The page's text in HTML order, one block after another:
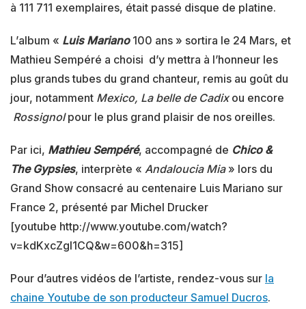
à 111 711 exemplaires, était passé disque de platine.
L’album « Luis Mariano100 ans » sortira le 24 Mars, et
Mathieu Sempéré a choisi d’y mettra à l’honneur les
plus grands tubes du grand chanteur, remis au goût du
jour, notamment Mexico, La belle de Cadixou encore
Rossignolpour le plus grand plaisir de nos oreilles.
Par ici, Mathieu Sempéré, accompagné de Chico &
The Gypsies, interprète « Andaloucia Mia» lors du
Grand Show consacré au centenaire Luis Mariano sur
France 2, présenté par Michel Drucker
[youtube http://www.youtube.com/watch?
v=kdKxcZgl1CQ&w=600&h=315]
Pour d’autres vidéos de l’artiste, rendez-vous sur la
chaine Youtube de son producteur Samuel Ducros.